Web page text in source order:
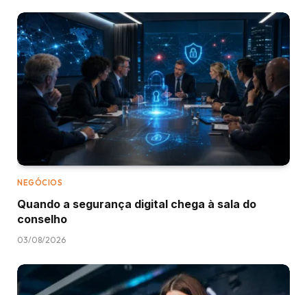
NEGÓCIOS
Quando a segurança digital chega à sala do
conselho
03/08/2026